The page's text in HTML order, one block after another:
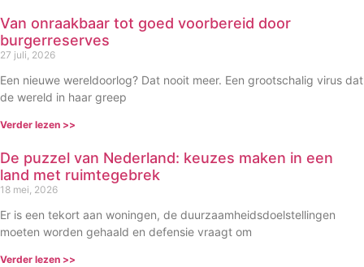
Van onraakbaar tot goed voorbereid door
burgerreserves
27 juli, 2026
Een nieuwe wereldoorlog? Dat nooit meer. Een grootschalig virus dat
de wereld in haar greep
Verder lezen >>
De puzzel van Nederland: keuzes maken in een
land met ruimtegebrek
18 mei, 2026
Er is een tekort aan woningen, de duurzaamheidsdoelstellingen
moeten worden gehaald en defensie vraagt om
Verder lezen >>